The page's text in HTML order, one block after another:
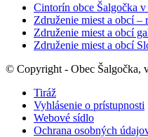
Cintorín obce Šalgočka
Združenie miest a obcí –
Združenie miest a obcí
Združenie miest a obcí
© Copyright - Obec Šalgočka,
Tiráž
Vyhlásenie o prístupnosti
Webové sídlo
Ochrana osobných